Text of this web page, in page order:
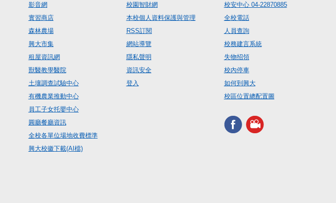
影音網
實習商店
森林農場
興大市集
租屋資訊網
獸醫教學醫院
土壤調查試驗中心
有機農業推動中心
員工子女托嬰中心
圓廳餐廳資訊
全校各單位場地收費標準
興大校徽下載(AI檔)
校園智財網
本校個人資料保護與管理
RSS訂閱
網站導覽
隱私聲明
資訊安全
登入
校安中心 04-22870885
全校電話
人員查詢
校務建言系統
失物招領
校內停車
如何到興大
校區位置總配置圖